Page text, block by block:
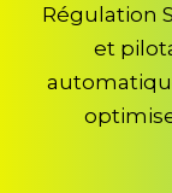
Régulation
et